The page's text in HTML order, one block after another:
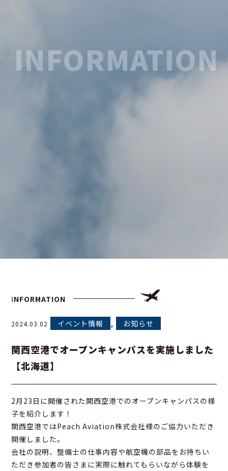
INFORMATION
INFORMATION
2024.03.02 イベント情報 , お知らせ
関西空港でオープンキャンパスを実施しました
【北海道】
2月23日に開催された関西空港でのオープンキャンパスの様
子を紹介します！
関西空港ではPeach Aviation株式会社様のご協力いただき
開催しました。
会社の説明、整備士の仕事内容や航空機の部品をお持ちい
ただき参加者の皆さまに実際に触れてもらいながら体験を